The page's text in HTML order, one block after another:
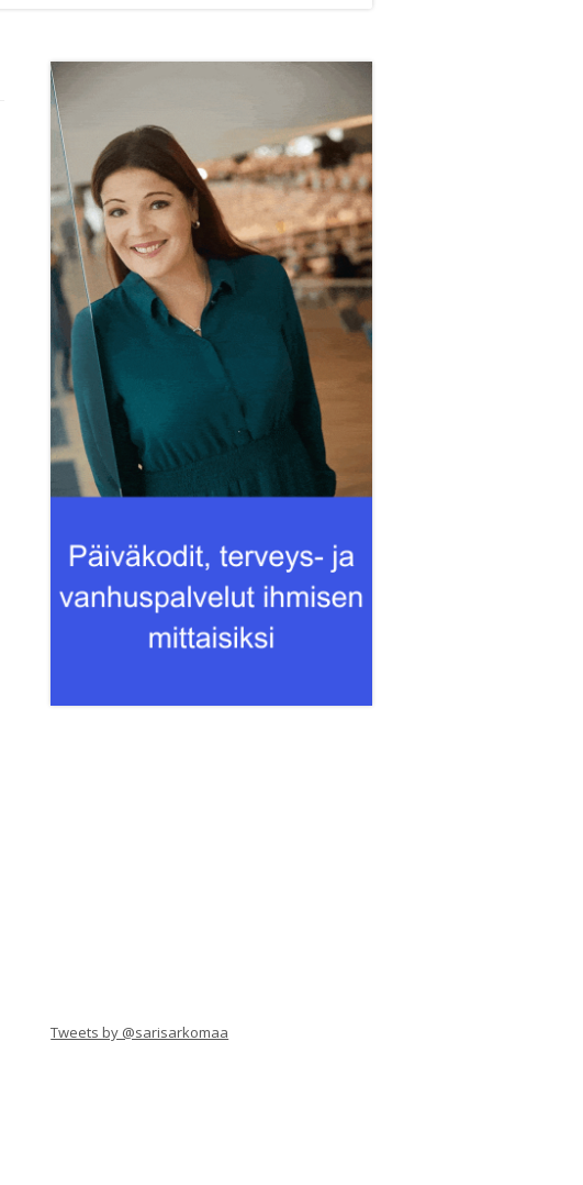
Sivupalkki
Tweets by @sarisarkomaa